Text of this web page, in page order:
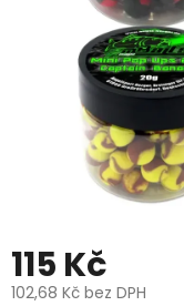
115 Kč
102,68 Kč bez DPH